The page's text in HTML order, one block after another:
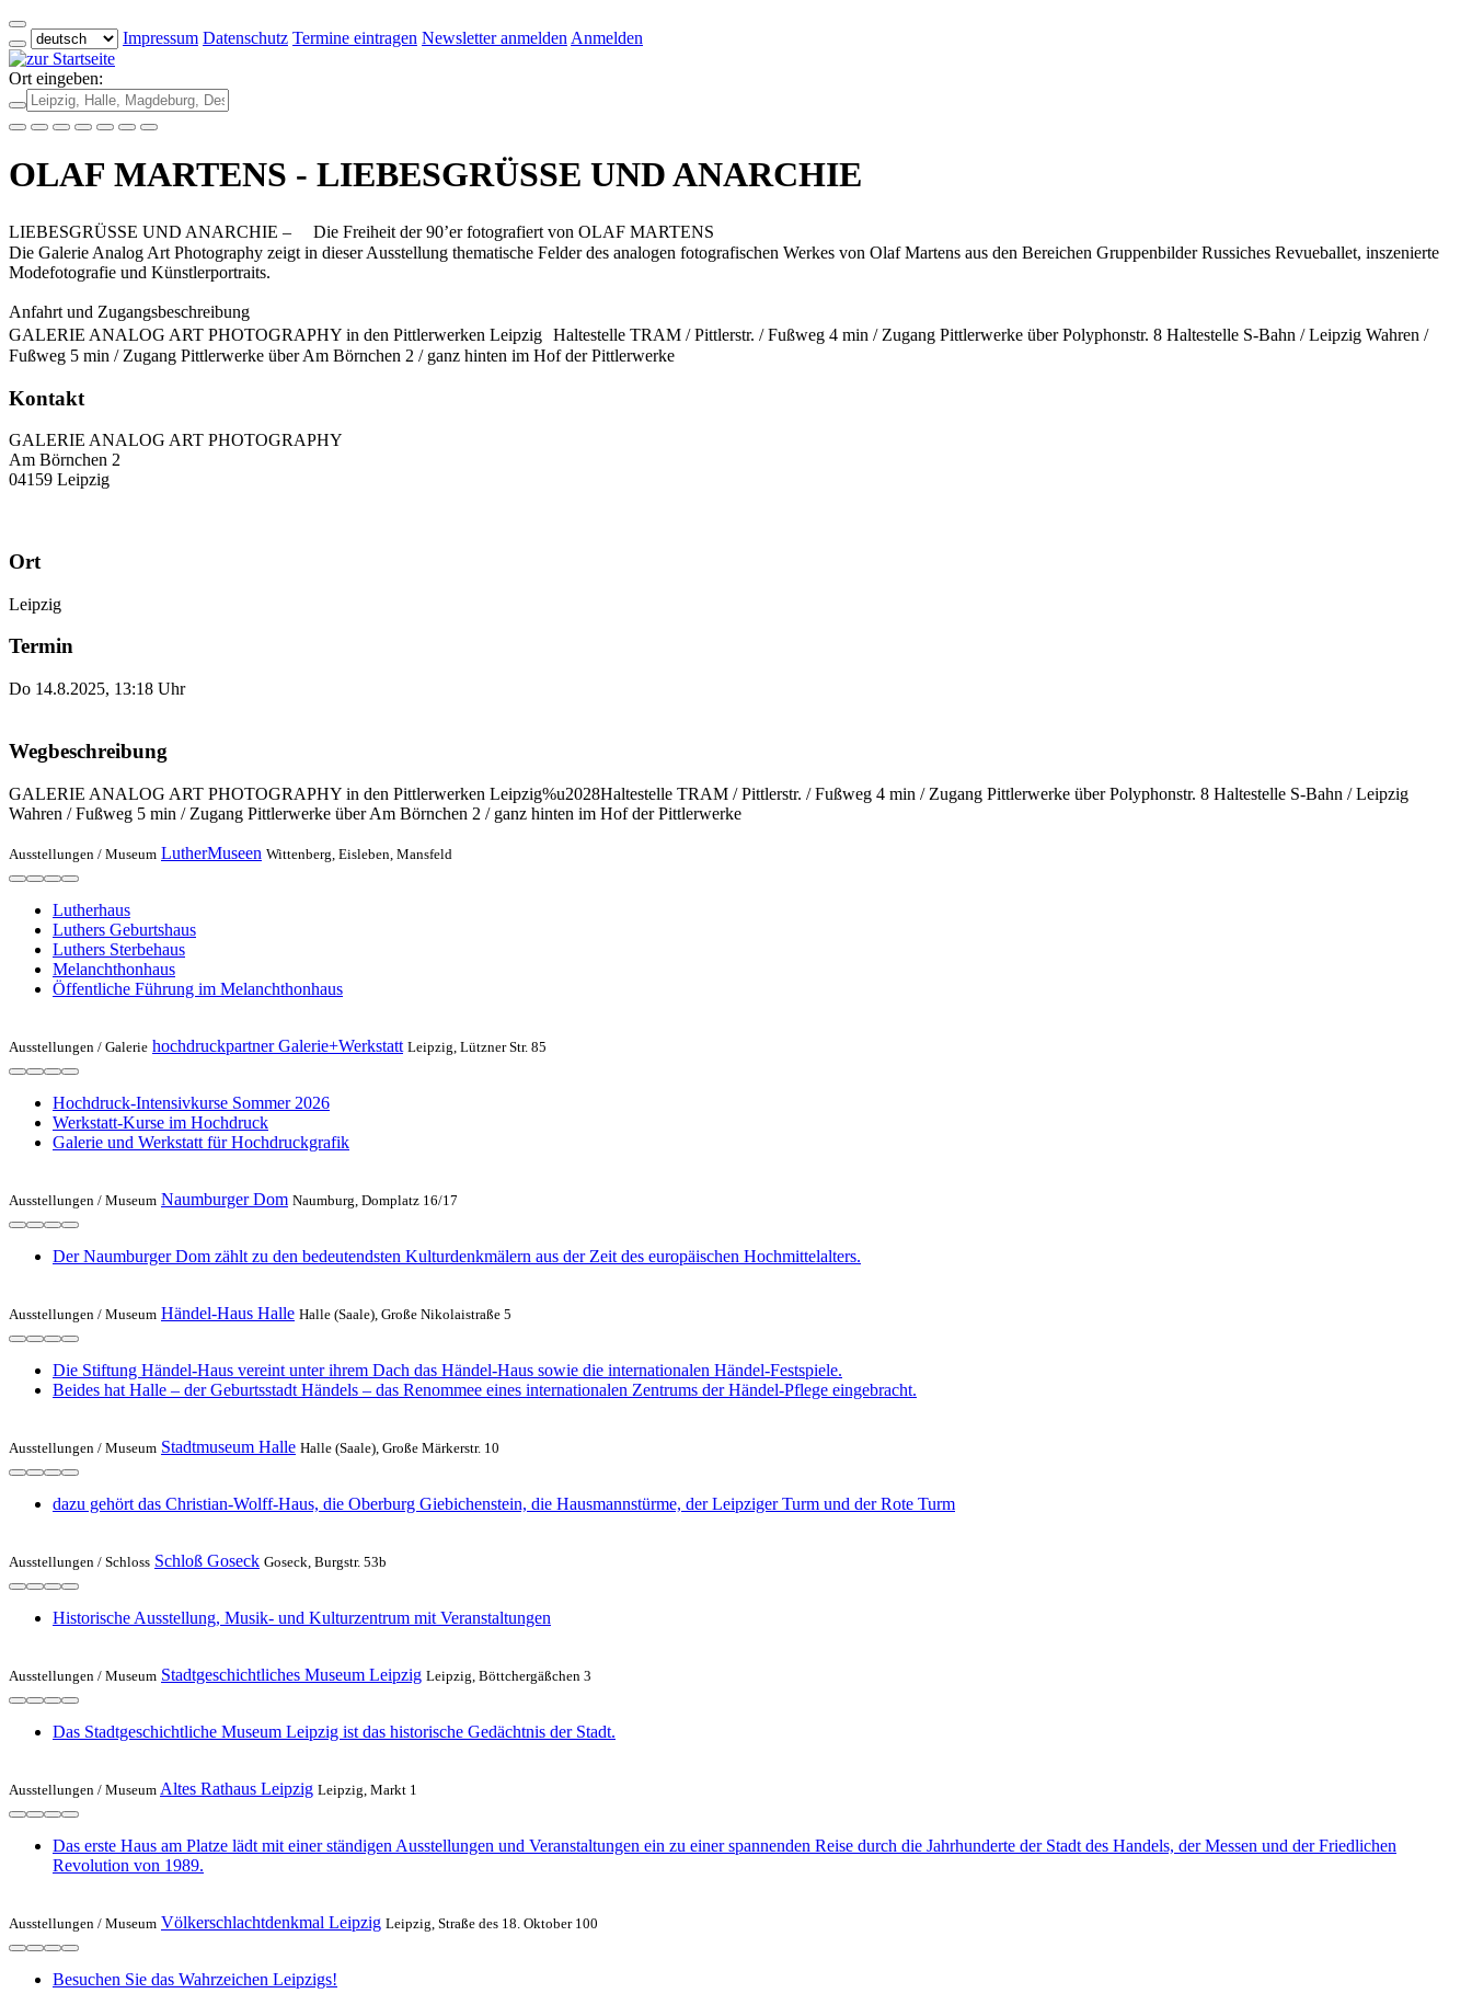
Impressum Datenschutz Termine eintragen Newsletter anmelden Anmelden
Ort eingeben:
OLAF MARTENS - LIEBESGRÜSSE UND ANARCHIE
LIEBESGRÜSSE UND ANARCHIE – Die Freiheit der 90’er fotografiert von OLAF MARTENS
Die Galerie Analog Art Photography zeigt in dieser Ausstellung thematische Felder des analogen fotografischen Werkes von Olaf Martens aus den Bereichen Gruppenbilder Russiches Revueballet, inszenierte
Modefotografie und Künstlerportraits.
Anfahrt und Zugangsbeschreibung
GALERIE ANALOG ART PHOTOGRAPHY in den Pittlerwerken Leipzig Haltestelle TRAM / Pittlerstr. / Fußweg 4 min / Zugang Pittlerwerke über Polyphonstr. 8 Haltestelle S-Bahn / Leipzig Wahren /
Fußweg 5 min / Zugang Pittlerwerke über Am Börnchen 2 / ganz hinten im Hof der Pittlerwerke
Kontakt
GALERIE ANALOG ART PHOTOGRAPHY
Am Börnchen 2
04159 Leipzig
Ort
Leipzig
Termin
Do 14.8.2025, 13:18 Uhr
Wegbeschreibung
GALERIE ANALOG ART PHOTOGRAPHY in den Pittlerwerken Leipzig%u2028Haltestelle TRAM / Pittlerstr. / Fußweg 4 min / Zugang Pittlerwerke über Polyphonstr. 8 Haltestelle S-Bahn / Leipzig
Wahren / Fußweg 5 min / Zugang Pittlerwerke über Am Börnchen 2 / ganz hinten im Hof der Pittlerwerke
Ausstellungen / Museum LutherMuseen Wittenberg, Eisleben, Mansfeld
Lutherhaus
Luthers Geburtshaus
Luthers Sterbehaus
Melanchthonhaus
Öffentliche Führung im Melanchthonhaus
Ausstellungen / Galerie hochdruckpartner Galerie+Werkstatt Leipzig, Lützner Str. 85
Hochdruck-Intensivkurse Sommer 2026
Werkstatt-Kurse im Hochdruck
Galerie und Werkstatt für Hochdruckgrafik
Ausstellungen / Museum Naumburger Dom Naumburg, Domplatz 16/17
Der Naumburger Dom zählt zu den bedeutendsten Kulturdenkmälern aus der Zeit des europäischen Hochmittelalters.
Ausstellungen / Museum Händel-Haus Halle Halle (Saale), Große Nikolaistraße 5
Die Stiftung Händel-Haus vereint unter ihrem Dach das Händel-Haus sowie die internationalen Händel-Festspiele.
Beides hat Halle – der Geburtsstadt Händels – das Renommee eines internationalen Zentrums der Händel-Pflege eingebracht.
Ausstellungen / Museum Stadtmuseum Halle Halle (Saale), Große Märkerstr. 10
dazu gehört das Christian-Wolff-Haus, die Oberburg Giebichenstein, die Hausmannstürme, der Leipziger Turm und der Rote Turm
Ausstellungen / Schloss Schloß Goseck Goseck, Burgstr. 53b
Historische Ausstellung, Musik- und Kulturzentrum mit Veranstaltungen
Ausstellungen / Museum Stadtgeschichtliches Museum Leipzig Leipzig, Böttchergäßchen 3
Das Stadtgeschichtliche Museum Leipzig ist das historische Gedächtnis der Stadt.
Ausstellungen / Museum Altes Rathaus Leipzig Leipzig, Markt 1
Das erste Haus am Platze lädt mit einer ständigen Ausstellungen und Veranstaltungen ein zu einer spannenden Reise durch die Jahrhunderte der Stadt des Handels, der Messen und der Friedlichen
Revolution von 1989.
Ausstellungen / Museum Völkerschlachtdenkmal Leipzig Leipzig, Straße des 18. Oktober 100
Besuchen Sie das Wahrzeichen Leipzigs!